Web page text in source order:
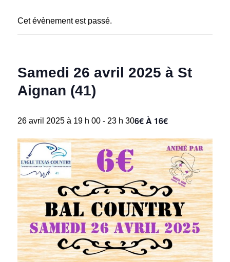
Cet évènement est passé.
Samedi 26 avril 2025 à St
Aignan (41)
26 avril 2025 à 19 h 00 - 23 h 306€ À 16€